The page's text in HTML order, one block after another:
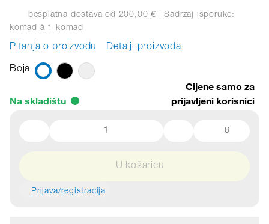
besplatna dostava od 200,00 € | Sadržaj isporuke:
komad à 1 komad
Pitanja o proizvodu Detalji proizvoda
Boja
Na skladištu
Cijene samo za
prijavljeni korisnici
6
U košaricu
Prijava/registracija